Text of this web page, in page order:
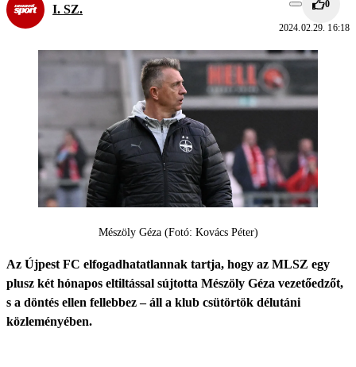
I. SZ. 0
2024.02.29. 16:18
Mészöly Géza (Fotó: Kovács Péter)
Az Újpest FC elfogadhatatlannak tartja, hogy az MLSZ egy
plusz két hónapos eltiltással sújtotta Mészöly Géza vezetőedzőt,
s a döntés ellen fellebbez – áll a klub csütörtök délutáni
közleményében.